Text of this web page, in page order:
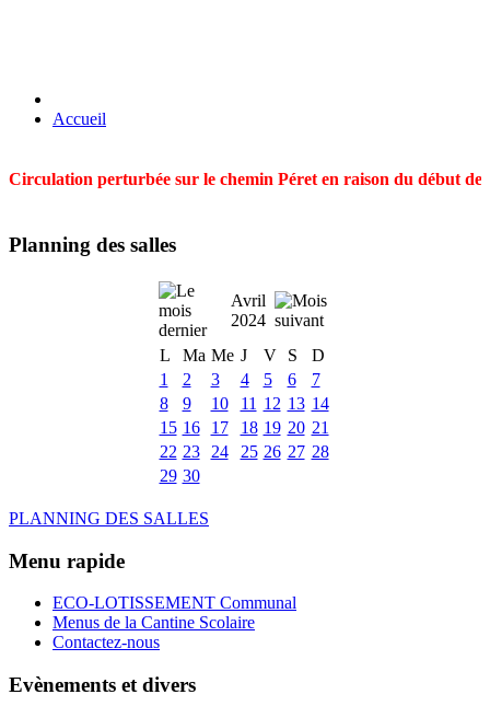
Accueil
Circulation perturbée sur le chemin Péret en raison du début
Planning des salles
Avril
2024
L
Ma Me J V S
D
1
2 3 4 5 6
7
8
9 10 11 12 13 14
15 16 17 18 19 20 21
22 23 24 25 26 27 28
29 30
PLANNING DES SALLES
Menu rapide
ECO-LOTISSEMENT Communal
Menus de la Cantine Scolaire
Contactez-nous
Evènements et divers